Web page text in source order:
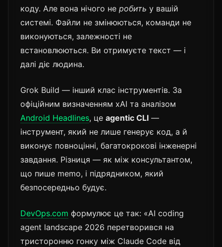
коду. Але вона нічого не робить у вашій
системі. Файли не змінюються, команди не
виконуються, залежності не
встановлюються. Ви отримуєте текст — і
далі діє людина.
Grok Build — інший клас інструментів. За
офіційним визначенням xAI та аналізом
Android Headlines, це agentic CLI —
інструмент, який не лише генерує код, а й
виконує повноцінні, багатокрокові інженерні
завдання. Різниця — як між консультантом,
що пише memo, і підрядником, який
безпосередньо будує.
DevOps.com формулює це так: «AI coding
agent landscape 2026 перетворився на
тристоронню гонку між Claude Code від